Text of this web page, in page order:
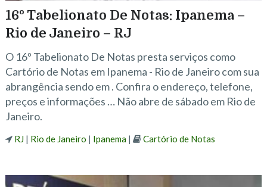
16º Tabelionato De Notas: Ipanema –
Rio de Janeiro – RJ
O 16º Tabelionato De Notas presta serviços como
Cartório de Notas em Ipanema - Rio de Janeiro com sua
abrangência sendo em . Confira o endereço, telefone,
preços e informações … Não abre de sábado em Rio de
Janeiro.
RJ| Rio de Janeiro | Ipanema| Cartório de Notas